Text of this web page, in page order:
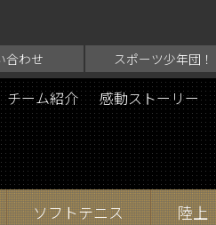
合わせ スポーツ少年団！
チーム紹介 感動ストーリー
ソフトテニス 陸上